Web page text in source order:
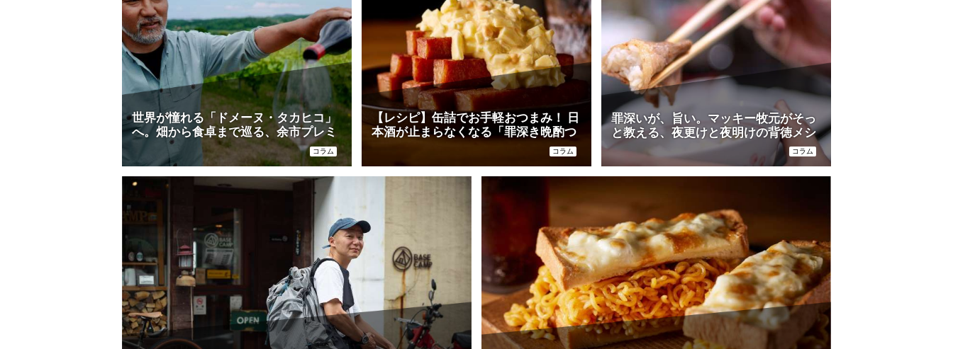
世界が憧れる「ドメーヌ・タカヒコ」
へ。畑から食卓まで巡る、余市プレミ
アムワイン体験
コラム
【レシピ】缶詰でお手軽おつまみ！ 日
本酒が止まらなくなる「罪深き晩酌つ
コラム
罪深いが、旨い。マッキー牧元がそっ
と教える、夜更けと夜明けの背徳メシ
コラム